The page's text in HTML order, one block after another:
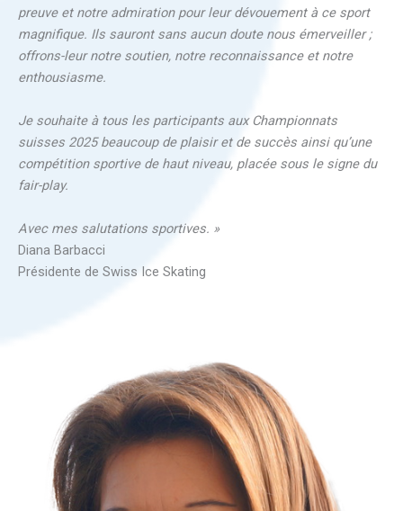
preuve et notre admiration pour leur dévouement à ce sport
magnifique. Ils sauront sans aucun doute nous émerveiller ;
offrons-leur notre soutien, notre reconnaissance et notre
enthousiasme.
Je souhaite à tous les participants aux Championnats
suisses 2025 beaucoup de plaisir et de succès ainsi qu’une
compétition sportive de haut niveau, placée sous le signe du
fair-play.
Avec mes salutations sportives. »
Diana Barbacci
Présidente de Swiss Ice Skating